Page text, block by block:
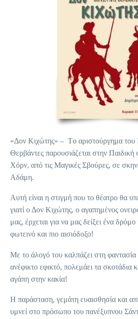
«Δον Κιχώτης» – Τo αριστούργημα του
Θερβάντες παρουσιάζεται στην
Χόρν, από τις Μαγικές Σβούρες, σε
Αδάμη.
Αυτή είναι η στιγμή που το θέατρο θα
γιατί ο Δον Κιχώτης, ο αγαπημένος
μας, έρχεται για να μας δείξει ένα δρόμο
φωτεινό και πιο αισιόδοξο!
Με το άλογό του καλπάζει στη φαντασία
ανέφικτο εφικτό, πολεμάει τα σκοτάδια
αγάπη στην κακία!
Η παράσταση, γεμάτη ευαισθησία και
υμνεί στο πρόσωπο του πανέξυπνου